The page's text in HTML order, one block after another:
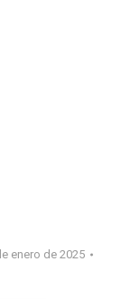
enero de 2025